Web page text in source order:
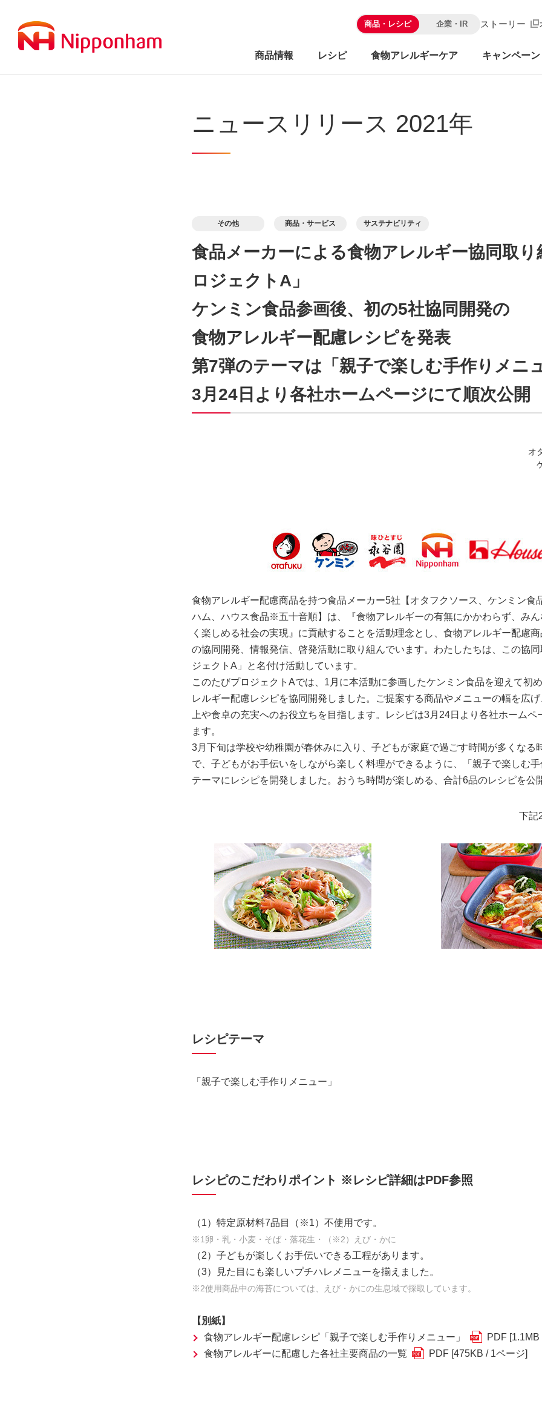
商品・レシピ 企業・IR ストーリー
商品情報 レシピ 食物アレルギーケア キャンペーン
ニュースリリース 2021年
その他 商品・サービス サステナビリティ
食品メーカーによる食物アレルギー協同取り
ロジェクトA」
ケンミン食品参画後、初の5社協同開発の
食物アレルギー配慮レシピを発表
第7弾のテーマは「親子で楽しむ手作りメニュ
3月24日より各社ホームページにて順次公開
オ
食物アレルギー配慮商品を持つ食品メーカー5社【オタフクソース、ケンミン食
ハム、ハウス食品※五十音順】は、『食物アレルギーの有無にかかわらず、みん
く楽しめる社会の実現』に貢献することを活動理念とし、食物アレルギー配慮
の協同開発、情報発信、啓発活動に取り組んでいます。わたしたちは、この協
ジェクトA」と名付け活動しています。
このたびプロジェクトAでは、1月に本活動に参画したケンミン食品を迎えて初
レルギー配慮レシピを協同開発しました。ご提案する商品やメニューの幅を広
上や食卓の充実へのお役立ちを目指します。レシピは3月24日より各社ホームペ
ます。
3月下旬は学校や幼稚園が春休みに入り、子どもが家庭で過ごす時間が多くなる
で、子どもがお手伝いをしながら楽しく料理ができるように、「親子で楽しむ
テーマにレシピを開発しました。おうち時間が楽しめる、合計6品のレシピを公
下記
レシピテーマ
「親子で楽しむ手作りメニュー」
レシピのこだわりポイント ※レシピ詳細はPDF参照
（1）特定原材料7品目（※1）不使用です。
※1卵・乳・小麦・そば・落花生・（※2）えび・かに
（2）子どもが楽しくお手伝いできる工程があります。
（3）見た目にも楽しいプチハレメニューを揃えました。
※2使用商品中の海苔については、えび・かにの生息域で採取しています。
【別紙】
食物アレルギー配慮レシピ「親子で楽しむ手作りメニュー」
PDF [1.1MB
食物アレルギーに配慮した各社主要商品の一覧
PDF [475KB / 1ページ]